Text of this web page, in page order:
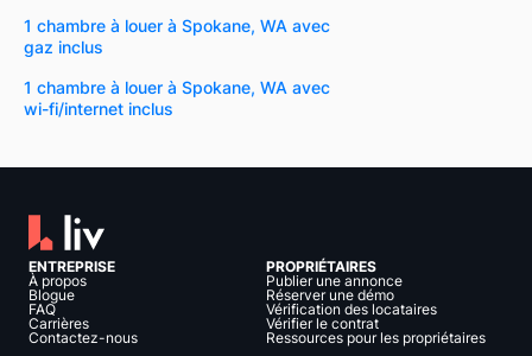
1 chambre à louer à Spokane, WA avec
gaz inclus
1 chambre à louer à Spokane, WA avec
wi-fi/internet inclus
ENTREPRISE
À propos
Blogue
FAQ
Carrières
Contactez-nous
PROPRIÉTAIRES
Publier une annonce
Réserver une démo
Vérification des locataires
Vérifier le contrat
Ressources pour les propriétaires